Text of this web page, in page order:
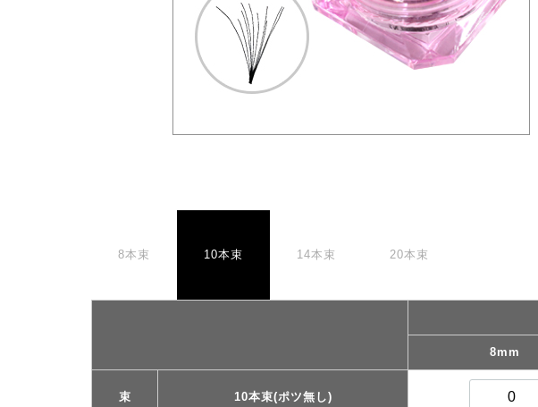
8本束 10本束 14本束 20本束
8mm
束 10本束(ポツ無し)